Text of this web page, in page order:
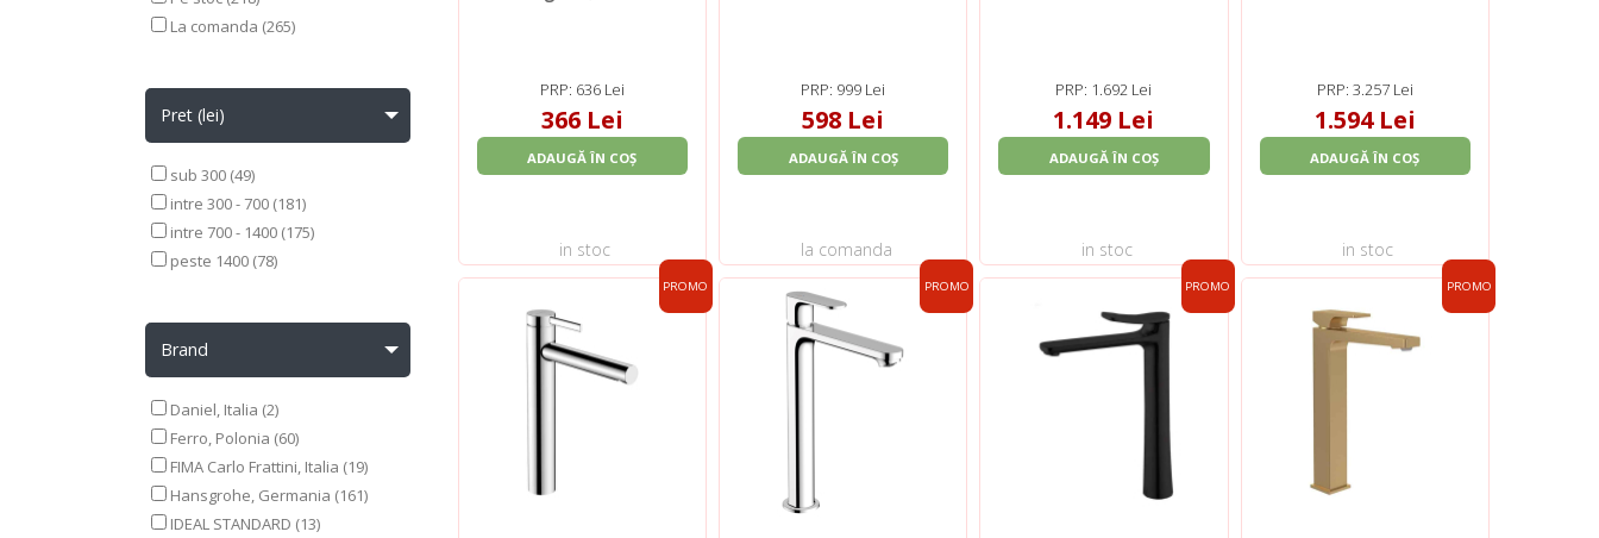
La comanda (265)
Pret (lei)
sub 300 (49)
intre 300 - 700 (181)
intre 700 - 1400 (175)
peste 1400 (78)
Brand
Daniel, Italia (2)
Ferro, Polonia (60)
FIMA Carlo Frattini, Italia (19)
Hansgrohe, Germania (161)
IDEAL STANDARD (13)
PRP: 636 Lei
366 Lei
ADAUGĂ ÎN COȘ
in stoc
PRP: 999 Lei
598 Lei
ADAUGĂ ÎN COȘ
la comanda
PRP: 1.692 Lei
1.149 Lei
ADAUGĂ ÎN COȘ
in stoc
PRP: 3.257 Lei
1.594 Lei
ADAUGĂ ÎN COȘ
in stoc
PROMO PROMO PROMO PROMO